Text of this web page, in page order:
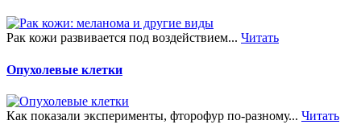
Рак кожи развивается под воздействием... Читать
Опухолевые клетки
Как показали эксперименты, фторофур по-разному... Читать